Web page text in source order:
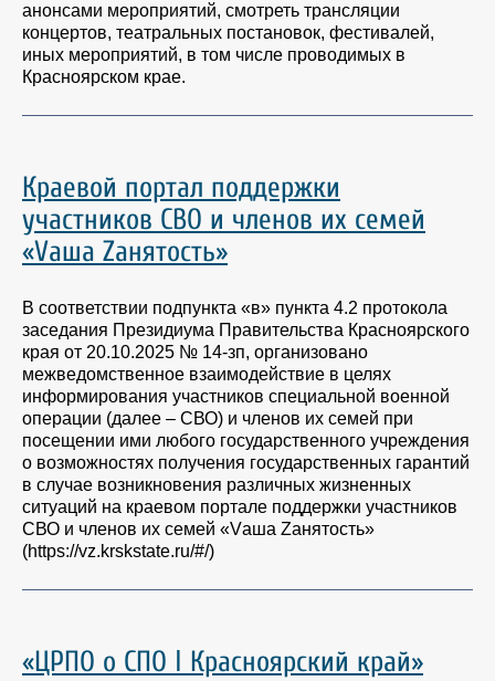
анонсами мероприятий, смотреть трансляции
концертов, театральных постановок, фестивалей,
иных мероприятий, в том числе проводимых в
Красноярском крае.
Краевой портал поддержки
участников СВО и членов их семей
«Vаша Zанятость»
В соответствии подпункта «в» пункта 4.2 протокола
заседания Президиума Правительства Красноярского
края от 20.10.2025 № 14-зп, организовано
межведомственное взаимодействие в целях
информирования участников специальной военной
операции (далее – СВО) и членов их семей при
посещении ими любого государственного учреждения
о возможностях получения государственных гарантий
в случае возникновения различных жизненных
ситуаций на краевом портале поддержки участников
СВО и членов их семей «Vаша Zанятость»
(https://vz.krskstate.ru/#/)
«ЦРПО о СПО ǀ Красноярский край»